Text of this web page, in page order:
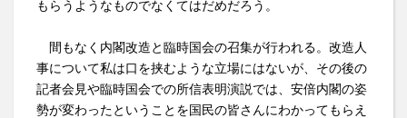
もらうようなものでなくてはだめだろう。
間もなく内閣改造と臨時国会の召集が行われる。改造人
事について私は口を挟むような立場にはないが、その後の
記者会見や臨時国会での所信表明演説では、安倍内閣の姿
勢が変わったということを国民の皆さんにわかってもらえ